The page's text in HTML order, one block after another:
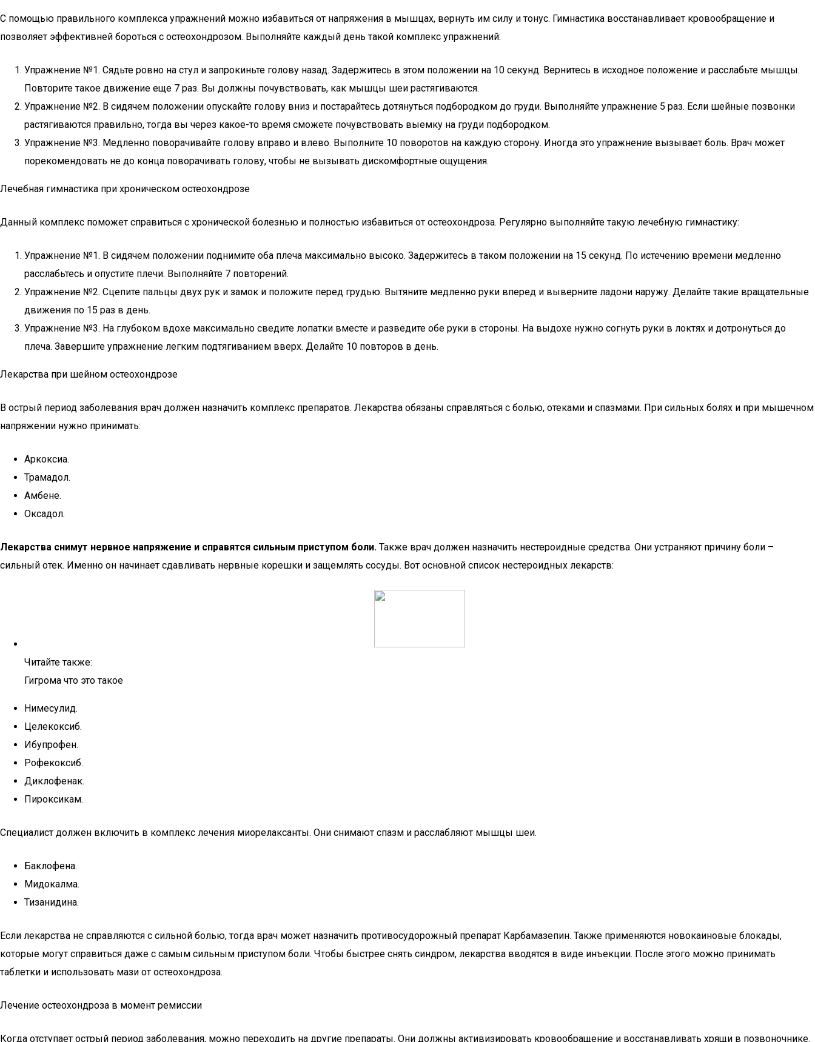
С помощью правильного комплекса упражнений можно избавиться от напряжения в мышцах, вернуть им силу и тонус. Гимнастика восстанавливает кровообращение и
позволяет эффективней бороться с остеохондрозом. Выполняйте каждый день такой комплекс упражнений:
Упражнение №1. Сядьте ровно на стул и запрокиньте голову назад. Задержитесь в этом положении на 10 секунд. Вернитесь в исходное положение и расслабьте мышцы.
Повторите такое движение еще 7 раз. Вы должны почувствовать, как мышцы шеи растягиваются.
Упражнение №2. В сидячем положении опускайте голову вниз и постарайтесь дотянуться подбородком до груди. Выполняйте упражнение 5 раз. Если шейные позвонки
растягиваются правильно, тогда вы через какое-то время сможете почувствовать выемку на груди подбородком.
Упражнение №3. Медленно поворачивайте голову вправо и влево. Выполните 10 поворотов на каждую сторону. Иногда это упражнение вызывает боль. Врач может
порекомендовать не до конца поворачивать голову, чтобы не вызывать дискомфортные ощущения.
Лечебная гимнастика при хроническом остеохондрозе
Данный комплекс поможет справиться с хронической болезнью и полностью избавиться от остеохондроза. Регулярно выполняйте такую лечебную гимнастику:
Упражнение №1. В сидячем положении поднимите оба плеча максимально высоко. Задержитесь в таком положении на 15 секунд. По истечению времени медленно
расслабьтесь и опустите плечи. Выполняйте 7 повторений.
Упражнение №2. Сцепите пальцы двух рук и замок и положите перед грудью. Вытяните медленно руки вперед и выверните ладони наружу. Делайте такие вращательные
движения по 15 раз в день.
Упражнение №3. На глубоком вдохе максимально сведите лопатки вместе и разведите обе руки в стороны. На выдохе нужно согнуть руки в локтях и дотронуться до
плеча. Завершите упражнение легким подтягиванием вверх. Делайте 10 повторов в день.
Лекарства при шейном остеохондрозе
В острый период заболевания врач должен назначить комплекс препаратов. Лекарства обязаны справляться с болью, отеками и спазмами. При сильных болях и при мышечном
напряжении нужно принимать:
Аркоксиа.
Трамадол.
Амбене.
Оксадол.
Лекарства снимут нервное напряжение и справятся сильным приступом боли. Также врач должен назначить нестероидные средства. Они устраняют причину боли –
сильный отек. Именно он начинает сдавливать нервные корешки и защемлять сосуды. Вот основной список нестероидных лекарств:
Читайте также:
Гигрома что это такое
Нимесулид.
Целекоксиб.
Ибупрофен.
Рофекоксиб.
Диклофенак.
Пироксикам.
Специалист должен включить в комплекс лечения миорелаксанты. Они снимают спазм и расслабляют мышцы шеи.
Баклофена.
Мидокалма.
Тизанидина.
Если лекарства не справляются с сильной болью, тогда врач может назначить противосудорожный препарат Карбамазепин. Также применяются новокаиновые блокады,
которые могут справиться даже с самым сильным приступом боли. Чтобы быстрее снять синдром, лекарства вводятся в виде инъекции. После этого можно принимать
таблетки и использовать мази от остеохондроза.
Лечение остеохондроза в момент ремиссии
Когда отступает острый период заболевания, можно переходить на другие препараты. Они должны активизировать кровообращение и восстанавливать хрящи в позвоночнике.